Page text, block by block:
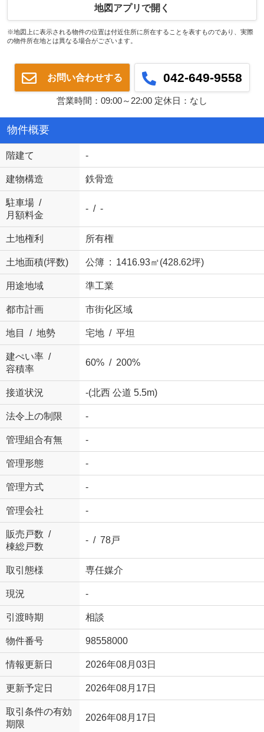
地図アプリで開く
※地図上に表示される物件の位置は付近住所に所在することを表すものであり、実際
の物件所在地とは異なる場合がございます。
お問い合わせする 042-649-9558
営業時間：09:00～22:00 定休日：なし
物件概要
階建て -
建物構造 鉄骨造
駐車場 /
月額料金
- / -
土地権利 所有権
土地面積(坪数) 公簿 : 1416.93㎡(428.62坪)
用途地域 準工業
都市計画 市街化区域
地目 / 地勢 宅地 / 平坦
建ぺい率 /
容積率
60% / 200%
接道状況 -(北西 公道 5.5m)
法令上の制限 -
管理組合有無 -
管理形態 -
管理方式 -
管理会社 -
販売戸数 /
棟総戸数
- / 78戸
取引態様 専任媒介
現況 -
引渡時期 相談
物件番号 98558000
情報更新日 2026年08月03日
更新予定日 2026年08月17日
取引条件の有効
期限
2026年08月17日